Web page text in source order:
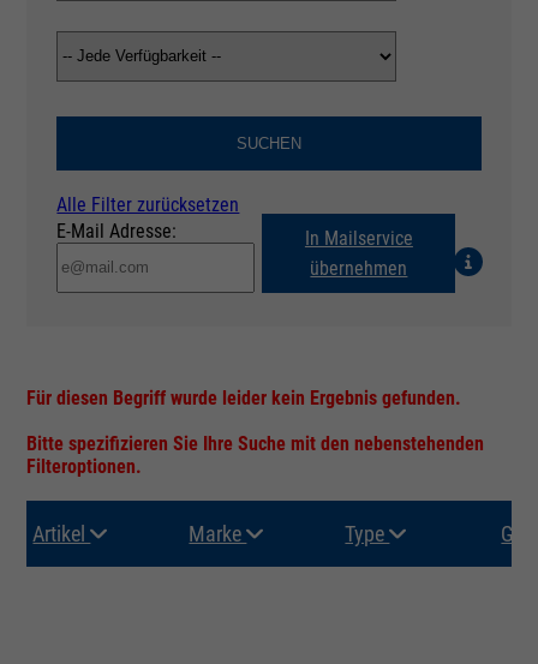
SUCHEN
Alle Filter zurücksetzen
E-Mail Adresse:
In Mailservice
übernehmen
Für diesen Begriff wurde leider kein Ergebnis gefunden.
Bitte spezifizieren Sie Ihre Suche mit den nebenstehenden
Filteroptionen.
Artikel Marke Type